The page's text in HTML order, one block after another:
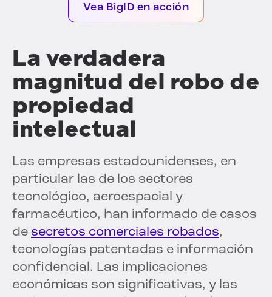
Vea BigID en acción
La verdadera
magnitud del robo de
propiedad
intelectual
Las empresas estadounidenses, en
particular las de los sectores
tecnológico, aeroespacial y
farmacéutico, han informado de casos
de secretos comerciales robados,
tecnologías patentadas e información
confidencial. Las implicaciones
económicas son significativas, y las